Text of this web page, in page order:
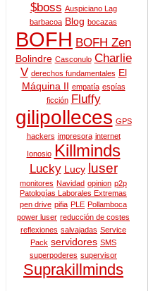
$boss Auspiciano Lag
barbacoa Blog bocazas
BOFH BOFH Zen
Bolindre Casconulo Charlie
V derechos fundamentales El
Máquina II empatía espías
ficción
Fluffy
gilipolleces GPS
hackers impresora internet
Ionosio Killminds
Lucky Lucy luser
monitores Navidad opinion p2p
Patologías Laborales Extremas
pen drive pifia PLE Pollamboca
power luser reducción de costes
reflexiones salvajadas Service
Pack servidores SMS
superpoderes supervisor
Suprakillminds